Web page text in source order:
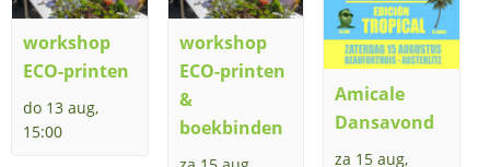
workshop
ECO-printen
do 13 aug,
15:00
workshop
ECO-printen
&
boekbinden
Amicale
Dansavond
za 15 aug,